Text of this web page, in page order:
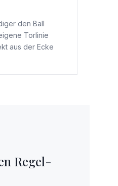
den Ball
Torlinie
aus der Ecke
Regel-